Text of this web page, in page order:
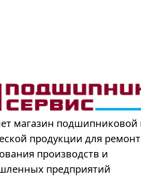
магазин подшипниковой
продукции для
производств и
предприятий